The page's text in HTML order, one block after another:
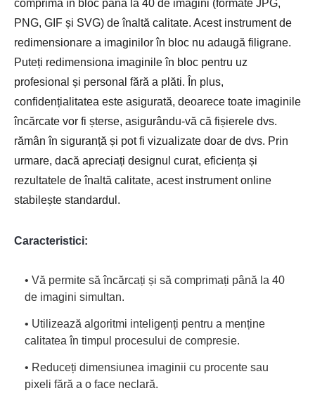
comprima în bloc până la 40 de imagini (formate JPG,
PNG, GIF și SVG) de înaltă calitate. Acest instrument de
redimensionare a imaginilor în bloc nu adaugă filigrane.
Puteți redimensiona imaginile în bloc pentru uz
profesional și personal fără a plăti. În plus,
confidențialitatea este asigurată, deoarece toate imaginile
încărcate vor fi șterse, asigurându-vă că fișierele dvs.
rămân în siguranță și pot fi vizualizate doar de dvs. Prin
urmare, dacă apreciați designul curat, eficiența și
rezultatele de înaltă calitate, acest instrument online
stabilește standardul.
Caracteristici:
• Vă permite să încărcați și să comprimați până la 40
de imagini simultan.
• Utilizează algoritmi inteligenți pentru a menține
calitatea în timpul procesului de compresie.
• Reduceți dimensiunea imaginii cu procente sau
pixeli fără a o face neclară.